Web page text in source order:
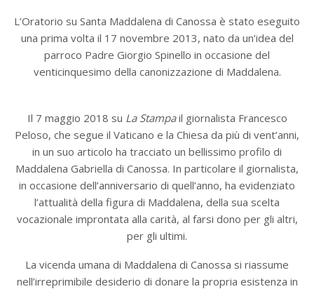
L’Oratorio su Santa Maddalena di Canossa è stato eseguito
una prima volta il 17 novembre 2013, nato da un’idea del
parroco Padre Giorgio Spinello in occasione del
venticinquesimo della canonizzazione di Maddalena.
Il 7 maggio 2018 su La Stampail giornalista Francesco
Peloso, che segue il Vaticano e la Chiesa da più di vent’anni,
in un suo articolo ha tracciato un bellissimo profilo di
Maddalena Gabriella di Canossa. In particolare il giornalista,
in occasione dell’anniversario di quell’anno, ha evidenziato
l’attualità della figura di Maddalena, della sua scelta
vocazionale improntata alla carità, al farsi dono per gli altri,
per gli ultimi.
La vicenda umana di Maddalena di Canossa si riassume
nell’irreprimibile desiderio di donare la propria esistenza in